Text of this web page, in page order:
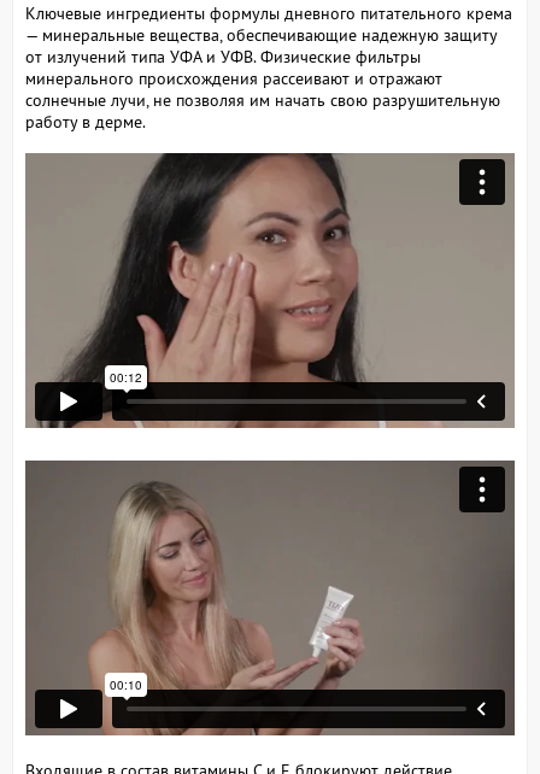
Ключевые ингредиенты формулы дневного питательного крема
— минеральные вещества, обеспечивающие надежную защиту
от излучений типа УФА и УФВ. Физические фильтры
минерального происхождения рассеивают и отражают
солнечные лучи, не позволяя им начать свою разрушительную
работу в дерме.